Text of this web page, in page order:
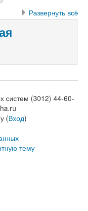
Развернуть всё
систем (3012) 44-60-
(Вход)
тему